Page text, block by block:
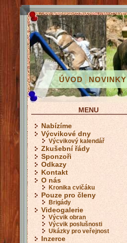
ÚVOD NOVINKY
MENU
Nabízíme
Výcvikové dny
Výcvikový kalendář
Zkušební řády
Sponzoři
Odkazy
Kontakt
O nás
Kronika cvičáku
Pouze pro členy
Brigády
Videogalerie
Výcvik obran
Výcvik poslušnosti
Ukázky pro veřejnost
Inzerce